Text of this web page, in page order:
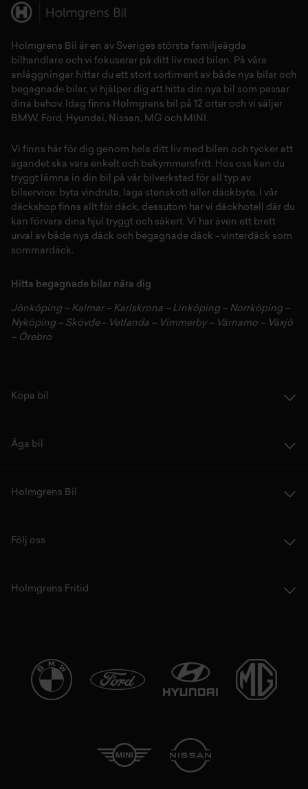
Holmgrens Bil är en av Sveriges största familjeägda
bilhandlare och vi fokuserar på ditt liv med bilen. På våra
anläggningar hittar du ett stort sortiment av både nya bilar och
begagnade bilar, vi hjälper dig att hitta din nya bil som passar
dina behov. Idag finns Holmgrens bil på 12 orter och vi säljer
BMW, Ford , Hyundai, Nissan , MG och MINI .
Vi finns här för dig genom hela ditt liv med bilen och tycker att
ägandet ska vara enkelt och bekymmersfritt. Hos oss kan du
tryggt lämna in din bil på vår bilverkstad för all typ av
bilservice: byta vindruta, laga stenskott eller däckbyte. I vår
däckshop finns allt för däck, dessutom har vi däckhotell d är du
kan förvara dina hjul tryggt och säkert. Vi har även ett brett
urval av både nya däck och begagnade däck - vinterdäck som
sommardäck.
Hitta begagnade bilar nära dig
Jönköping– Kalmar – Karlskrona – Linköping– Norrköping–
Nyköping– Skövde- Vetlanda – Vimmerby– Värnamo – Växjö
– Örebro
Köpa bil
Äga bil
Holmgrens Bil
Följ oss
Holmgrens Fritid